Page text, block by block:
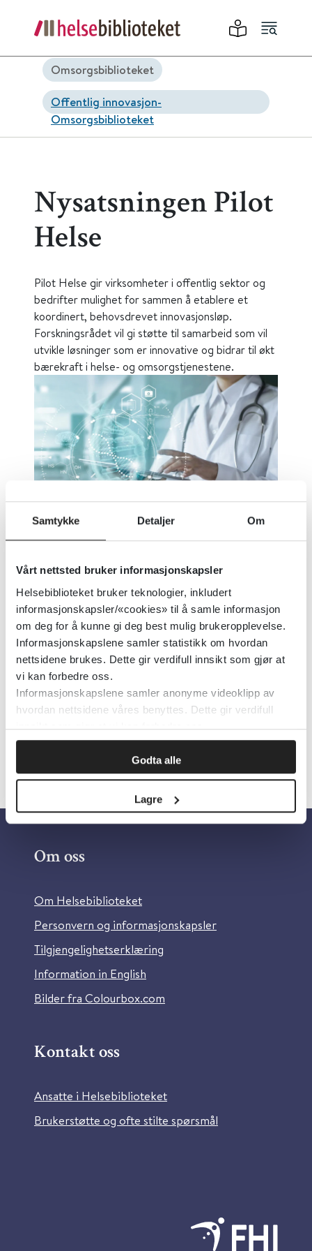
Samtykke Detaljer Om
Vårt nettsted bruker informasjonskapsler
Helsebiblioteket bruker teknologier, inkludert
informasjonskapsler/«cookies» til å samle informasjon
om deg for å kunne gi deg best mulig brukeropplevelse.
Informasjonskapslene samler statistikk om hvordan
nettsidene brukes. Dette gir verdifull innsikt som gjør at
vi kan forbedre oss.
Informasjonskapslene samler anonyme videoklipp av
hvordan nettsidene våres benyttes. Dette gir verdifull
innsikt som gjør at vi kan forbedre oss.
Godta alle
Lagre
Omsorgsbiblioteket
Offentlig innovasjon-
Omsorgsbiblioteket
Nysatsningen Pilot
Helse
Pilot Helse gir virksomheter i offentlig sektor og
bedrifter mulighet for sammen å etablere et
koordinert, behovsdrevet innovasjonsløp.
Forskningsrådet vil gi støtte til samarbeid som vil
utvikle løsninger som er innovative og bidrar til økt
bærekraft i helse- og omsorgstjenestene.
Publisert 23. februar 2021 |Sist oppdatert 24.
februar 2021
Klikk her for mer informasjon om Pilot
Helse
Skriv ut
Om oss
Om Helsebiblioteket
Personvern og informasjonskapsler
Tilgjengelighetserklæring
Information in English
Bilder fra Colourbox.com
Kontakt oss
Ansatte i Helsebiblioteket
Brukerstøtte og ofte stilte spørsmål